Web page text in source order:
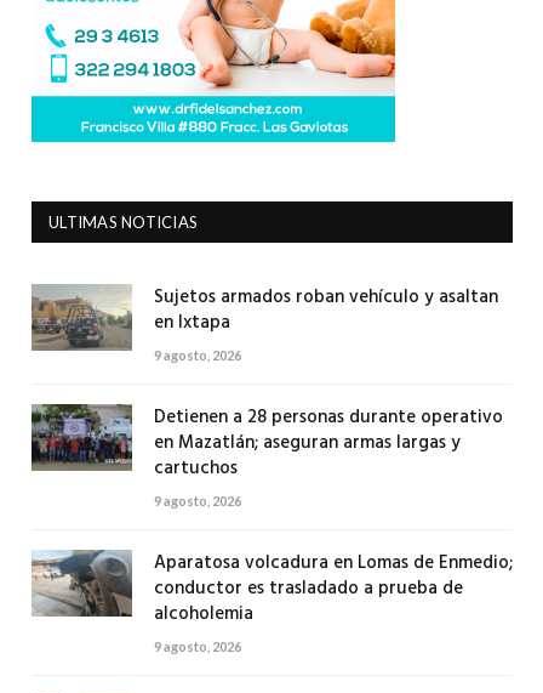
ULTIMAS NOTICIAS
Sujetos armados roban vehículo y asaltan
en Ixtapa
9 agosto, 2026
Detienen a 28 personas durante operativo
en Mazatlán; aseguran armas largas y
cartuchos
9 agosto, 2026
Aparatosa volcadura en Lomas de Enmedio;
conductor es trasladado a prueba de
alcoholemia
9 agosto, 2026